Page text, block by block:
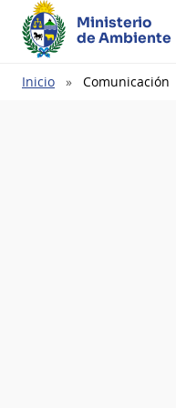
Ministerio
de Ambiente
Ruta
Inicio Comunicación